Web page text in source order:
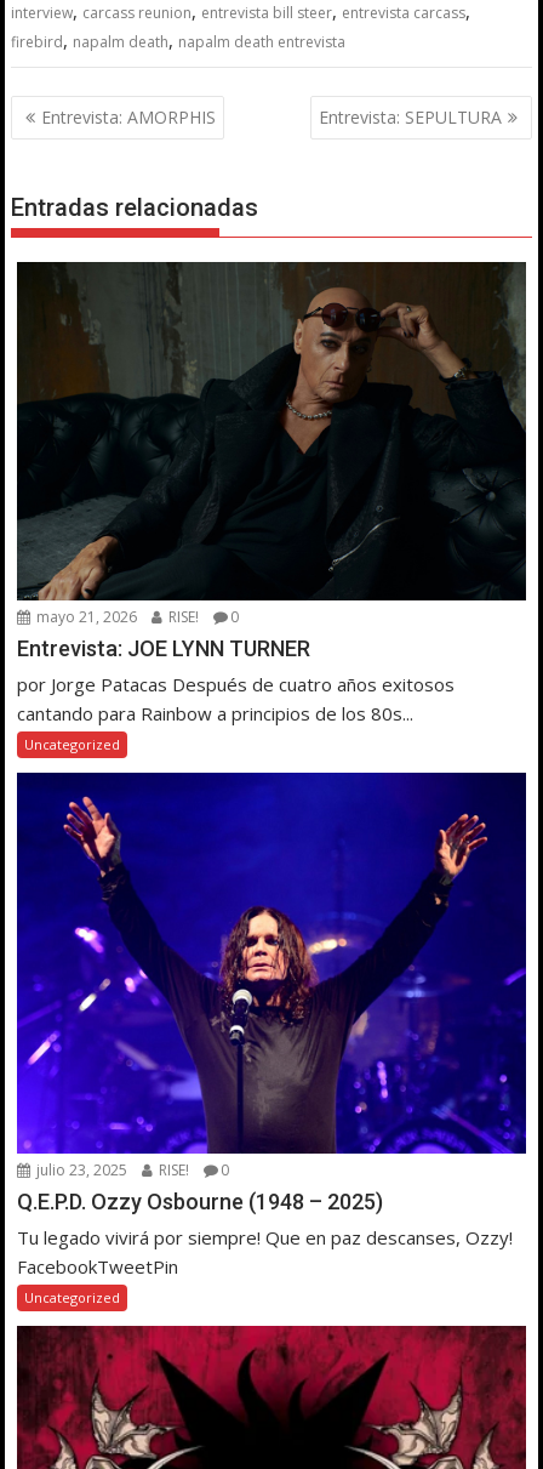
interview, carcass reunion, entrevista bill steer, entrevista carcass,
firebird, napalm death, napalm death entrevista
Navegación
de
Entrevista: AMORPHIS Entrevista: SEPULTURA
Entradas relacionadas
mayo 21, 2026 RISE! 0
Entrevista: JOE LYNN TURNER
por Jorge Patacas Después de cuatro años exitosos
cantando para Rainbow a principios de los 80s...
Uncategorized
julio 23, 2025 RISE! 0
Q.E.P.D. Ozzy Osbourne (1948 – 2025)
Tu legado vivirá por siempre! Que en paz descanses, Ozzy!
FacebookTweetPin
Uncategorized